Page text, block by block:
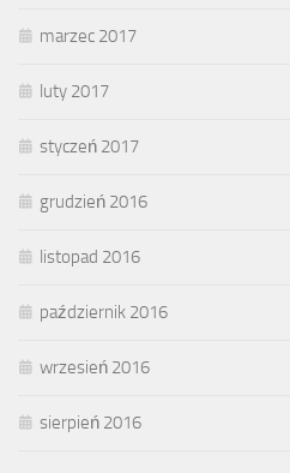
marzec 2017
luty 2017
styczeń 2017
grudzień 2016
listopad 2016
październik 2016
wrzesień 2016
sierpień 2016